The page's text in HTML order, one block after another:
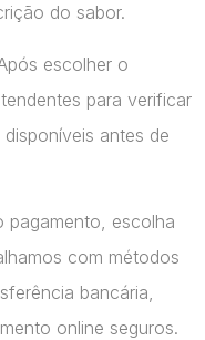
do sabor.
escolher o
para verificar
antes de
pagamento, escolha
com métodos
bancária,
online seguros.